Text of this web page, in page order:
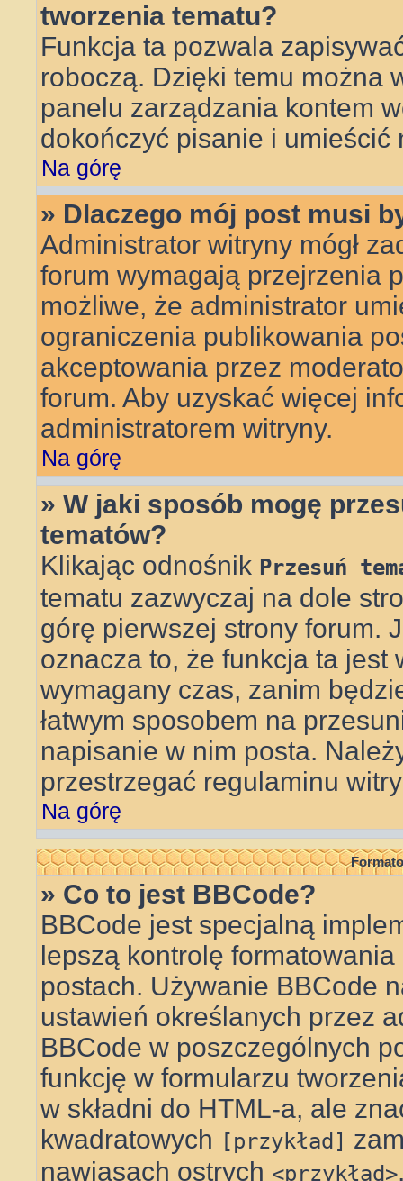
tworzenia tematu?
Funkcja ta pozwala
roboczą. Dzięki temu można
panelu zarządzania kontem
dokończyć pisanie i umieścić
Na górę
» Dlaczego mój post musi
Administrator witryny mógł
forum wymagają przejrzenia
możliwe, że administrator
ograniczenia publikowania
akceptowania przez
forum. Aby uzyskać więcej
administratorem witryny.
Na górę
» W jaki sposób mogę
tematów?
Klikając odnośnik Przesuń
tematu zazwyczaj na dole
górę pierwszej strony forum.
oznacza to, że funkcja ta jest
wymagany czas, zanim
łatwym sposobem na
napisanie w nim posta.
przestrzegać regulaminu
Na górę
» Co to jest BBCode?
BBCode jest specjalną
lepszą kontrolę
postach. Używanie BBCode
ustawień określanych przez
BBCode w poszczególnych
funkcję w formularzu
w składni do HTML-a, ale
kwadratowych
[przykład]
nawiasach ostrych <przykład>